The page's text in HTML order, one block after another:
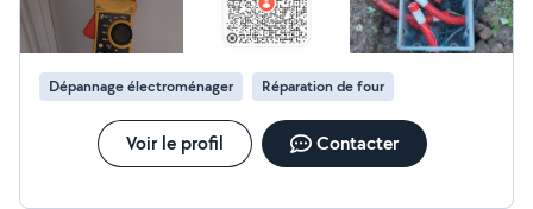
Dépannage électroménager Réparation de four
Voir le profil Contacter